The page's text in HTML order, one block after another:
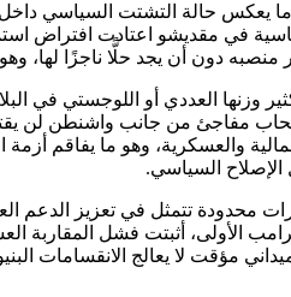
ما يعكس حالة التشتت السياسي
في مقديشو اعتادت افتراض
دون أن يجد حلًّا ناجزًا لها، وهو
العددي أو اللوجستي في
انسحاب مفاجئ من جانب واشنطن لن
وهو ما يفاقم أزمة
السياسي.
خيارات محدودة تتمثل في تعزيز
الأولى، أثبتت فشل المقاربة
عام 2025 رغم التصعيد الأمريكي. كما أن أي تفوق ميداني مؤقت لا